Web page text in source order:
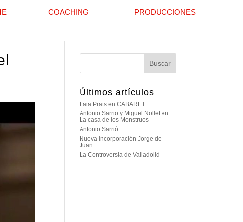
COACHING
PRODUCCIONES
Últimos artículos
Laia Prats en CABARET
Antonio Sarrió y Miguel Nollet en
La casa de los Monstruos
Antonio Sarrió
Nueva incorporación Jorge de
Juan
La Controversia de Valladolid